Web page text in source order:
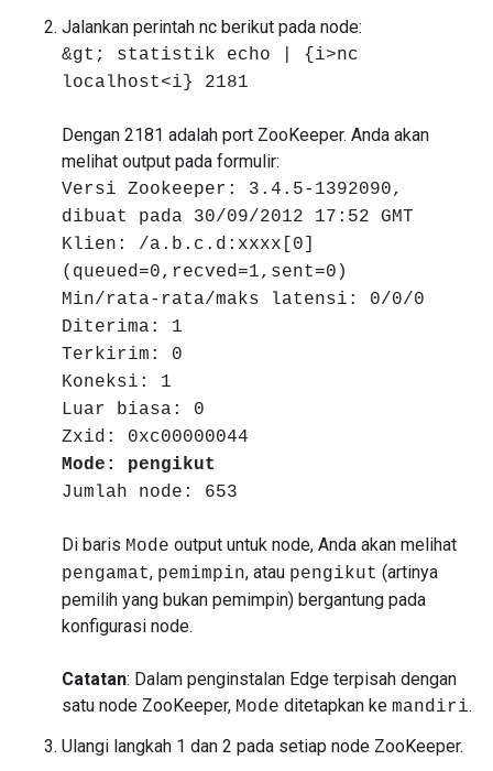
Jalankan perintah nc berikut pada node:
&gt; statistik echo | {i>nc
localhost<i} 2181
Dengan 2181 adalah port ZooKeeper. Anda akan
melihat output pada formulir:
Versi Zookeeper: 3.4.5-1392090,
dibuat pada 30/09/2012 17:52 GMT
Klien: /a.b.c.d:xxxx[0]
(queued=0,recved=1,sent=0)
Min/rata-rata/maks latensi: 0/0/0
Diterima: 1
Terkirim: 0
Koneksi: 1
Luar biasa: 0
Zxid: 0xc00000044
Mode: pengikut
Jumlah node: 653
Di baris Mode output untuk node, Anda akan melihat
pengamat, pemimpin, atau pengikut (artinya
pemilih yang bukan pemimpin) bergantung pada
konfigurasi node.
Catatan: Dalam penginstalan Edge terpisah dengan
satu node ZooKeeper, Mode ditetapkan ke mandiri.
Ulangi langkah 1 dan 2 pada setiap node ZooKeeper.